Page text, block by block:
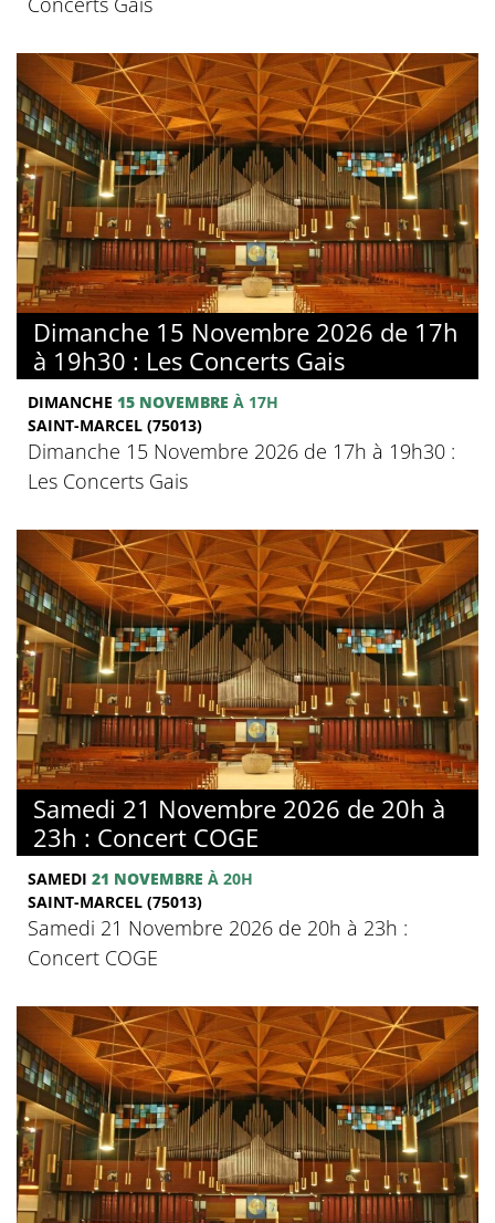
Dimanche 15 Novembre 2026 de 17h
à 19h30 : Les Concerts Gais
DIMANCHE 15 NOVEMBRE À 17H
SAINT-MARCEL (75013)
Dimanche 15 Novembre 2026 de 17h à 19h30 :
Les Concerts Gais
Samedi 21 Novembre 2026 de 20h à
23h : Concert COGE
SAMEDI 21 NOVEMBRE À 20H
SAINT-MARCEL (75013)
Samedi 21 Novembre 2026 de 20h à 23h :
Concert COGE